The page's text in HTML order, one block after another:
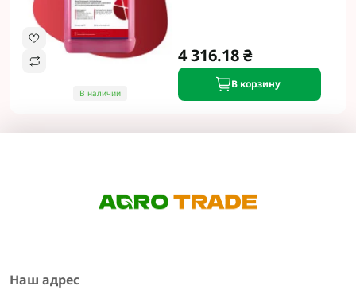
В наличии
4 316.18 ₴
В корзину
Наш адрес